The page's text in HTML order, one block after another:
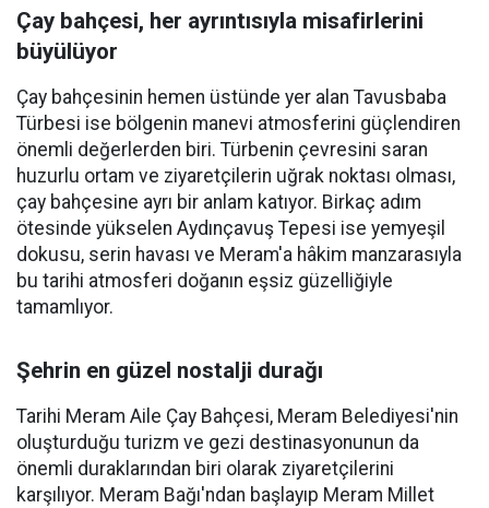
Çay bahçesi, her ayrıntısıyla misafirlerini
büyülüyor
Çay bahçesinin hemen üstünde yer alan Tavusbaba
Türbesi ise bölgenin manevi atmosferini güçlendiren
önemli değerlerden biri. Türbenin çevresini saran
huzurlu ortam ve ziyaretçilerin uğrak noktası olması,
çay bahçesine ayrı bir anlam katıyor. Birkaç adım
ötesinde yükselen Aydınçavuş Tepesi ise yemyeşil
dokusu, serin havası ve Meram'a hâkim manzarasıyla
bu tarihi atmosferi doğanın eşsiz güzelliğiyle
tamamlıyor.
Şehrin en güzel nostalji durağı
Tarihi Meram Aile Çay Bahçesi, Meram Belediyesi'nin
oluşturduğu turizm ve gezi destinasyonunun da
önemli duraklarından biri olarak ziyaretçilerini
karşılıyor. Meram Bağı'ndan başlayıp Meram Millet